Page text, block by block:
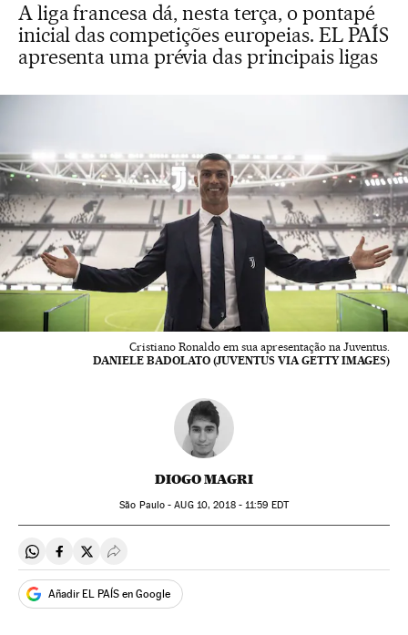
A liga francesa dá, nesta terça, o pontapé
inicial das competições europeias. EL PAÍS
apresenta uma prévia das principais ligas
Cristiano Ronaldo em sua apresentação na Juventus.
DANIELE BADOLATO (JUVENTUS VIA GETTY IMAGES)
DIOGO MAGRI
São Paulo -AUG10, 2018 - 11:59 EDT
Compartir en Whatsapp
Compartir en Facebook
Compartir en Twitter
Desplegar Redes Sociales
Añadir EL PAÍS en Google